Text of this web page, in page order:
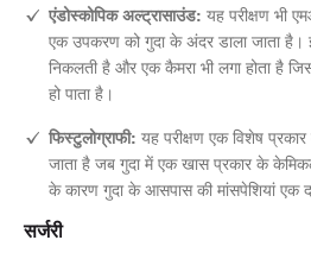
एंडोस्कोपिक अल्ट्रासाउंड: यह परीक्षण भी
एक उपकरण को गुदा के अंदर डाला जाता
निकलती है और एक कैमरा भी लगा होता है
हो पाता है।
फिस्टुलोग्राफी: यह परीक्षण एक विशेष
जाता है जब गुदा में एक खास प्रकार के
के कारण गुदा के आसपास की मांसपेशियां एक
सर्जरी